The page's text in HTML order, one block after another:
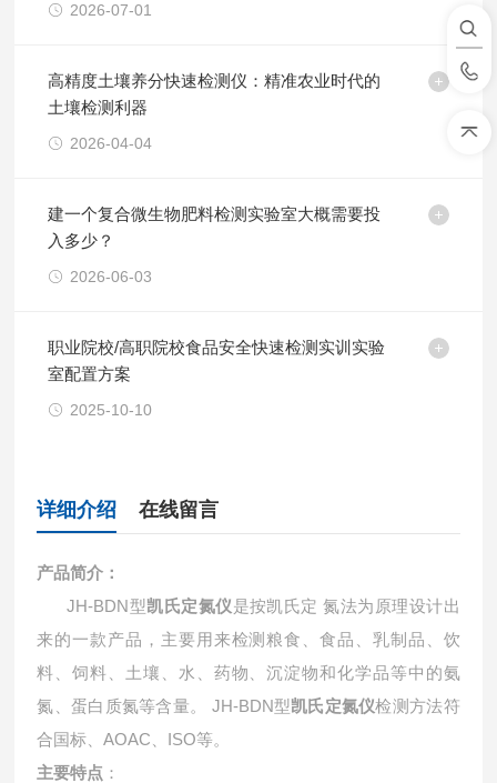
2026-07-01
高精度土壤养分快速检测仪：精准农业时代的
土壤检测利器
2026-04-04
建一个复合微生物肥料检测实验室大概需要投
入多少？
2026-06-03
职业院校/高职院校食品安全快速检测实训实验
室配置方案
2025-10-10
详细介绍 在线留言
产品简介：
JH-BDN型凯氏定氮仪是按凯氏定 氮法为原理设计出
来的一款产品，主要用来检测粮食、食品、乳制品、饮
料、饲料、土壤、水、药物、沉淀物和化学品等中的氨
氮、蛋白质氮等含量。 JH-BDN型凯氏定氮仪检测方法符
合国标、AOAC、ISO等。
主要特点 ：